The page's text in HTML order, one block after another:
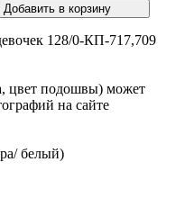
128/0-КП-717,709
цвет подошвы) может
на сайте
белый)